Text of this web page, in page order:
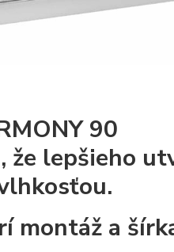
90
lepšieho
montáž a